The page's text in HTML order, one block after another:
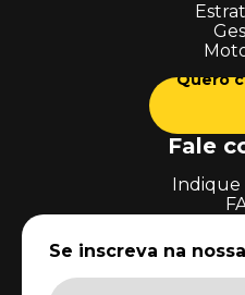
Quero
Fale
Indique
Se inscreva na